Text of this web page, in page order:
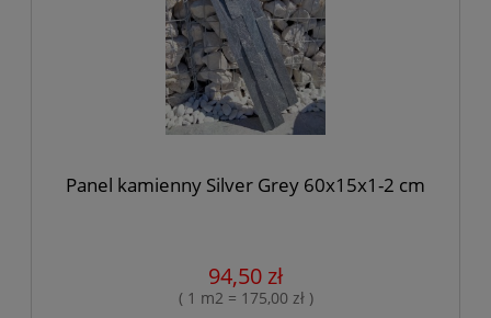
Panel kamienny Silver Grey 60x15x1-2 cm
94,50 zł
( 1 m2 = 175,00 zł )